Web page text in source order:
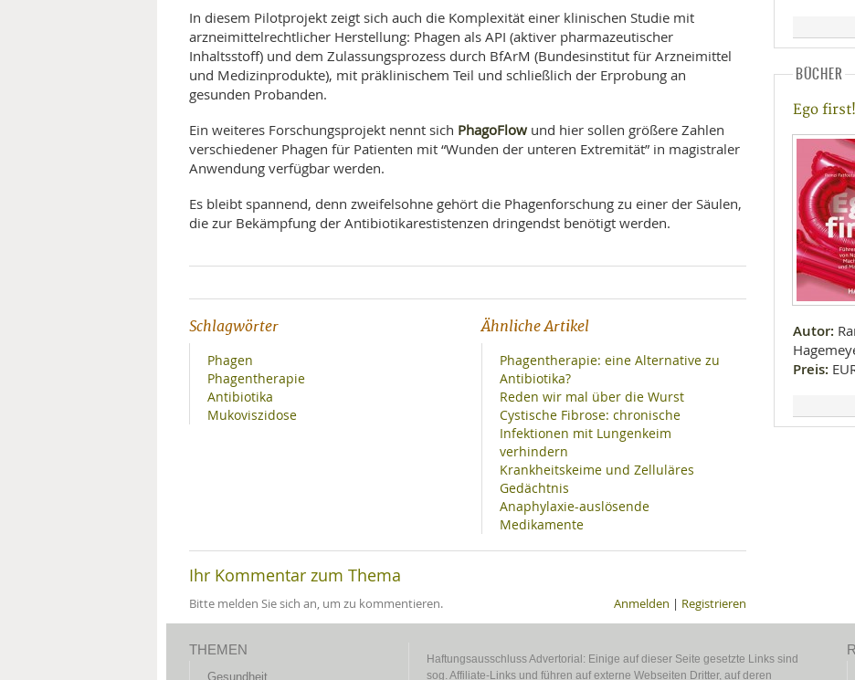
In diesem Pilotprojekt zeigt sich auch die Komplexität einer klinischen Studie mit
arzneimittelrechtlicher Herstellung: Phagen als API (aktiver pharmazeutischer
Inhaltsstoff) und dem Zulassungsprozess durch BfArM (Bundesinstitut für Arzneimittel
und Medizinprodukte), mit präklinischem Teil und schließlich der Erprobung an
gesunden Probanden.
Ein weiteres Forschungsprojekt nennt sich PhagoFlow und hier sollen größere Zahlen
verschiedener Phagen für Patienten mit “Wunden der unteren Extremität” in magistraler
Anwendung verfügbar werden.
Es bleibt spannend, denn zweifelsohne gehört die Phagenforschung zu einer der Säulen,
die zur Bekämpfung der Antibiotikarestistenzen dringendst benötigt werden.
Schlagwörter
Phagen
Phagentherapie
Antibiotika
Mukoviszidose
Ähnliche Artikel
Phagentherapie: eine Alternative zu
Antibiotika?
Reden wir mal über die Wurst
Cystische Fibrose: chronische
Infektionen mit Lungenkeim
verhindern
Krankheitskeime und Zelluläres
Gedächtnis
Anaphylaxie-auslösende
Medikamente
Ihr Kommentar zum Thema
Bitte melden Sie sich an, um zu kommentieren. Anmelden | Registrieren
BÜCHER
Ego first!
Autor:
Preis:
THEMEN
Gesundheit
Haftungsausschluss Advertorial: Einige auf dieser Seite gesetzte Links sind
sog. Affiliate-Links und führen auf externe Webseiten Dritter, auf deren